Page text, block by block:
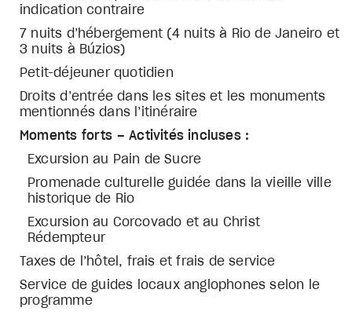
indication contraire
7 nuits d’hébergement (4 nuits à Rio de Janeiro et
3 nuits à Búzios)
Petit-déjeuner quotidien
Droits d’entrée dans les sites et les monuments
mentionnés dans l’itinéraire
Moments forts – Activités incluses :
Excursion au Pain de Sucre
Promenade culturelle guidée dans la vieille ville
historique de Rio
Excursion au Corcovado et au Christ
Rédempteur
Taxes de l’hôtel, frais et frais de service
Service de guides locaux anglophones selon le
programme